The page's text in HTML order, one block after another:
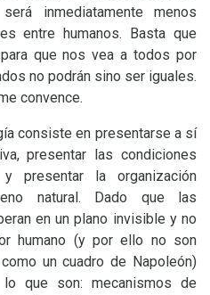
inmediatamente menos
entre humanos. Basta que
que nos vea a todos por
no podrán sino ser iguales.
convence.
consiste en presentarse a sí
presentar las condiciones
presentar la organización
natural. Dado que las
en un plano invisible y no
humano (y por ello no son
un cuadro de Napoleón)
que son: mecanismos de